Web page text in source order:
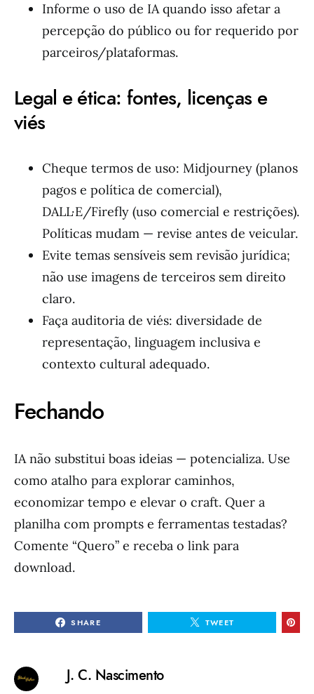
Informe o uso de IA quando isso afetar a
percepção do público ou for requerido por
parceiros/plataformas.
Legal e ética: fontes, licenças e
viés
Cheque termos de uso: Midjourney (planos
pagos e política de comercial),
DALL·E/Firefly (uso comercial e restrições).
Políticas mudam — revise antes de veicular.
Evite temas sensíveis sem revisão jurídica;
não use imagens de terceiros sem direito
claro.
Faça auditoria de viés: diversidade de
representação, linguagem inclusiva e
contexto cultural adequado.
Fechando
IA não substitui boas ideias — potencializa. Use
como atalho para explorar caminhos,
economizar tempo e elevar o craft. Quer a
planilha com prompts e ferramentas testadas?
Comente “Quero” e receba o link para
download.
SHARE TWEET
J. C. Nascimento